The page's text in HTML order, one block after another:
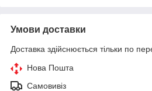
Умови доставки
Доставка здійснюється тільки по
Нова Пошта
Самовивіз